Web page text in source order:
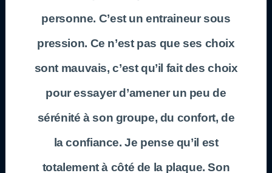
personne. C’est un entraineur sous
pression. Ce n’est pas que ses choix
sont mauvais, c’est qu’il fait des choix
pour essayer d’amener un peu de
sérénité à son groupe, du confort, de
la confiance. Je pense qu’il est
totalement à côté de la plaque. Son